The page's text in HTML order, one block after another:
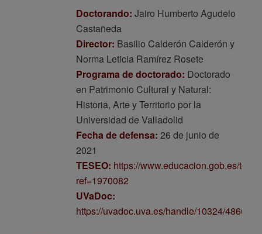
Doctorando: Jairo Humberto Agudelo
Castañeda
Director: Basilio Calderón Calderón y
Norma Leticia Ramírez Rosete
Programa de doctorado: Doctorado
en Patrimonio Cultural y Natural:
Historia, Arte y Territorio por la
Universidad de Valladolid
Fecha de defensa: 26 de junio de
2021
TESEO: https://www.educacion.gob.es/
ref=1970082
UVaDoc:
https://uvadoc.uva.es/handle/10324/48669